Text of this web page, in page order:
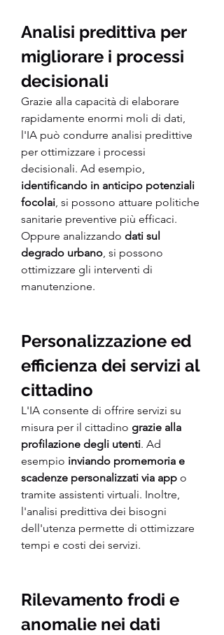
Analisi predittiva per
migliorare i processi
decisionali
Grazie alla capacità di elaborare
rapidamente enormi moli di dati,
l'IA può condurre analisi predittive
per ottimizzare i processi
decisionali. Ad esempio,
identificando in anticipo potenziali
focolai , si possono attuare politiche
sanitarie preventive più efficaci.
Oppure analizzando dati sul
degrado urbano , si possono
ottimizzare gli interventi di
manutenzione.
Personalizzazione ed
efficienza dei servizi al
cittadino
L'IA consente di offrire servizi su
misura per il cittadino grazie alla
profilazione degli utenti. Ad
esempio inviando promemoria e
scadenze personalizzati via app o
tramite assistenti virtuali. Inoltre,
l'analisi predittiva dei bisogni
dell'utenza permette di ottimizzare
tempi e costi dei servizi.
Rilevamento frodi e
anomalie nei dati